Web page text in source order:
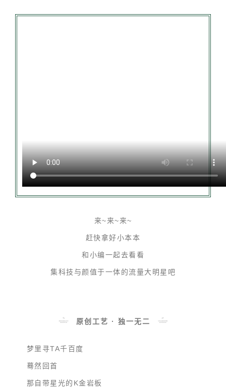
来~来~来~
赶快拿好小本本
和小编一起去看看
集科技与颜值于一体的流量大明星吧
原创工艺 · 独一无二
梦里寻TA千百度
蓦然回首
那自带星光的K金岩板